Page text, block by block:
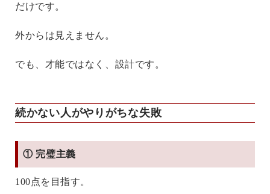
だけです。
外からは見えません。
でも、才能ではなく、設計です。
続かない人がやりがちな失敗
① 完璧主義
100点を目指す。